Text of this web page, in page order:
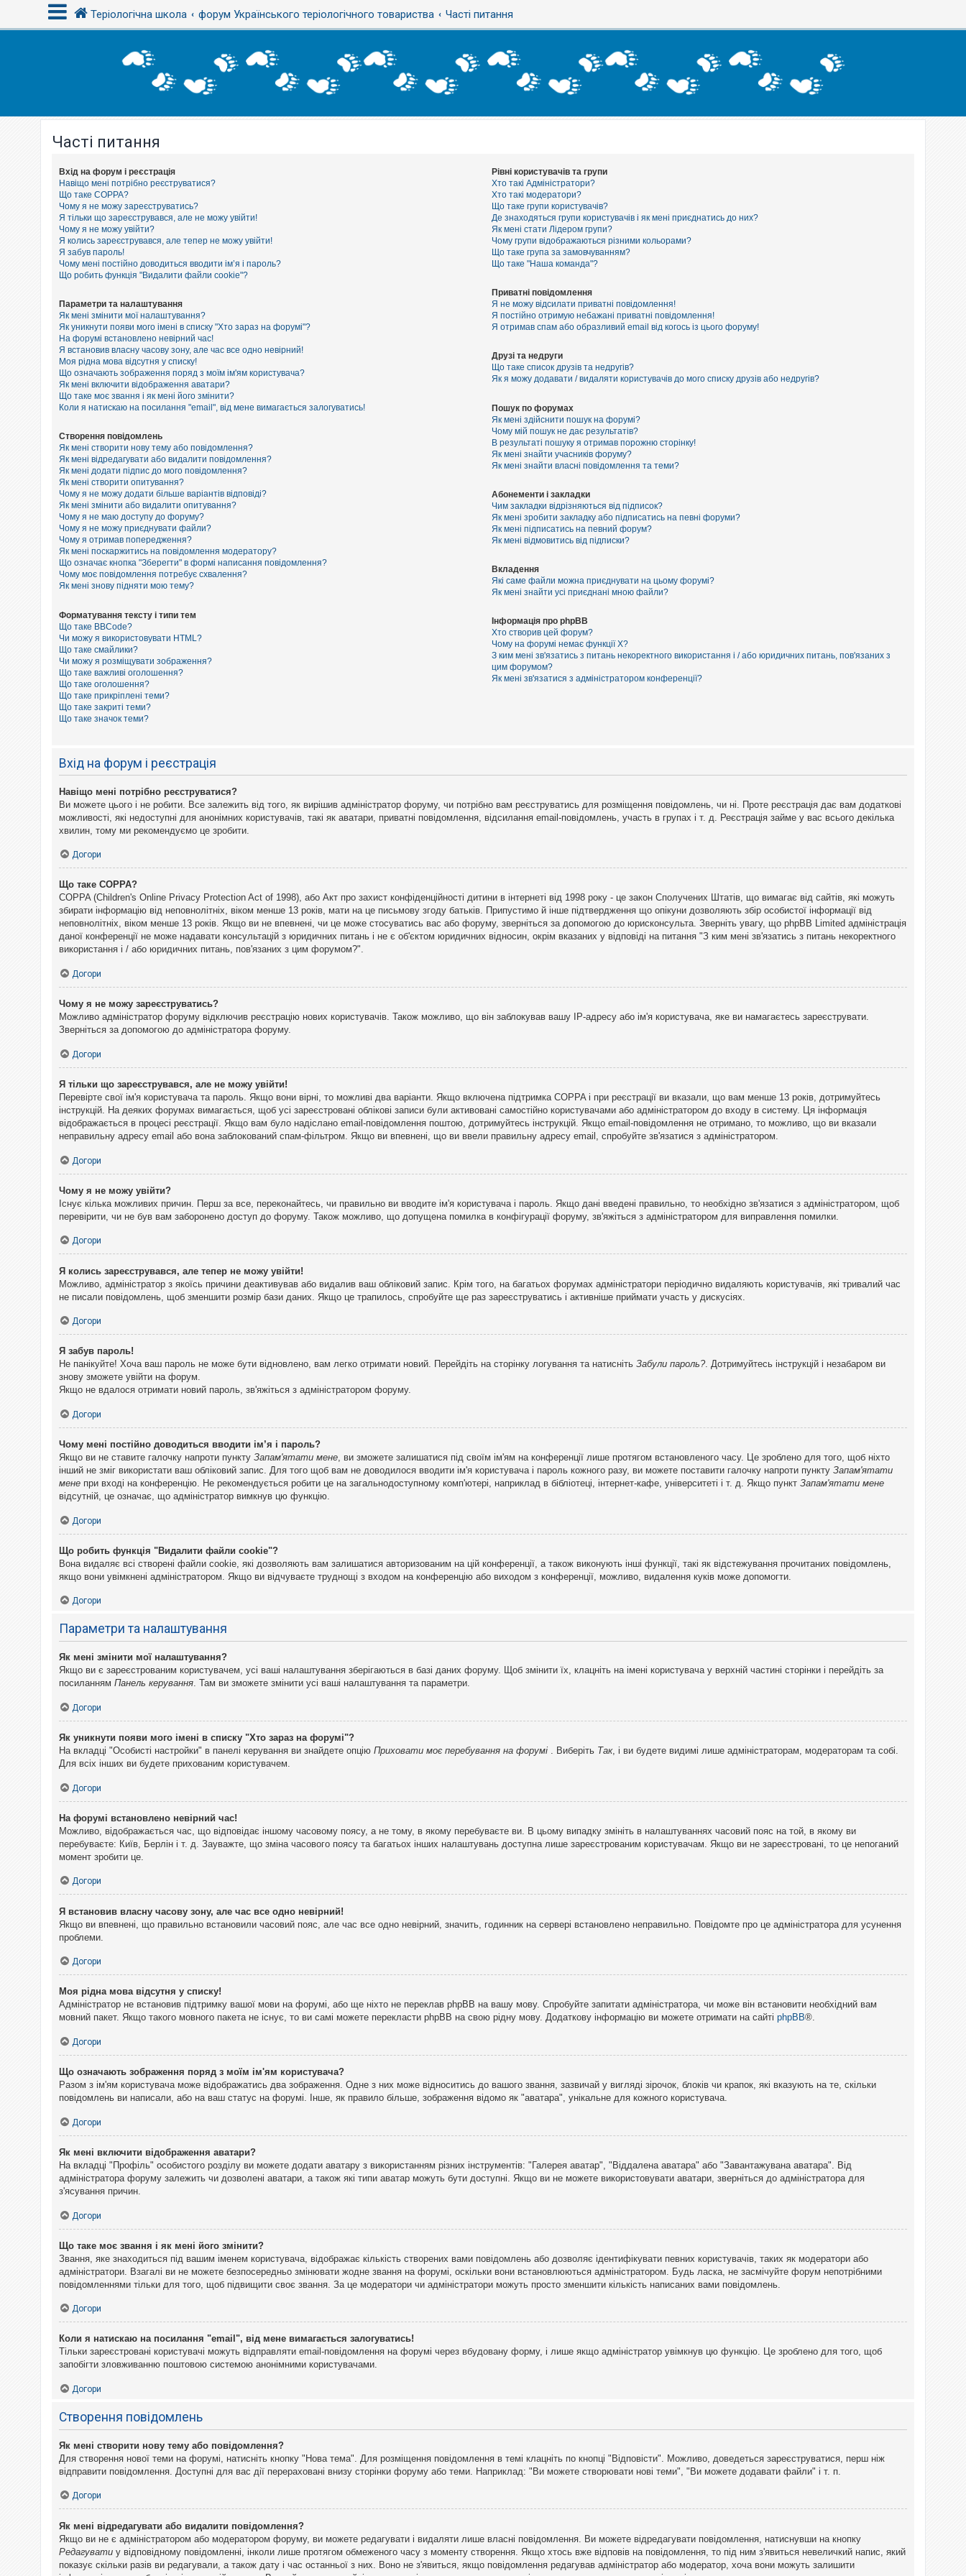
Теріологічна школа форум Українського теріологічного товариства Часті питання
Часті питання
Вхід на форум і реєстрація
Навіщо мені потрібно реєструватися?
Що таке COPPA?
Чому я не можу зареєструватись?
Я тільки що зареєструвався, але не можу увійти!
Чому я не можу увійти?
Я колись зареєструвався, але тепер не можу увійти!
Я забув пароль!
Чому мені постійно доводиться вводити ім’я і пароль?
Що робить функція "Видалити файли cookie"?
Параметри та налаштування
Як мені змінити мої налаштування?
Як уникнути появи мого імені в списку "Хто зараз на форумі"?
На форумі встановлено невірний час!
Я встановив власну часову зону, але час все одно невірний!
Моя рідна мова відсутня у списку!
Що означають зображення поряд з моїм ім'ям користувача?
Як мені включити відображення аватари?
Що таке моє звання і як мені його змінити?
Коли я натискаю на посилання "email", від мене вимагається залогуватись!
Створення повідомлень
Як мені створити нову тему або повідомлення?
Як мені відредагувати або видалити повідомлення?
Як мені додати підпис до мого повідомлення?
Як мені створити опитування?
Чому я не можу додати більше варіантів відповіді?
Як мені змінити або видалити опитування?
Чому я не маю доступу до форуму?
Чому я не можу приєднувати файли?
Чому я отримав попередження?
Як мені поскаржитись на повідомлення модератору?
Що означає кнопка "Зберегти" в формі написання повідомлення?
Чому моє повідомлення потребує схвалення?
Як мені знову підняти мою тему?
Форматування тексту і типи тем
Що таке BBCode?
Чи можу я використовувати HTML?
Що таке смайлики?
Чи можу я розміщувати зображення?
Що таке важливі оголошення?
Що таке оголошення?
Що таке прикріплені теми?
Що таке закриті теми?
Що таке значок теми?
Рівні користувачів та групи
Хто такі Адміністратори?
Хто такі модератори?
Що таке групи користувачів?
Де знаходяться групи користувачів і як мені приєднатись до них?
Як мені стати Лідером групи?
Чому групи відображаються різними кольорами?
Що таке група за замовчуванням?
Що таке "Наша команда"?
Приватні повідомлення
Я не можу відсилати приватні повідомлення!
Я постійно отримую небажані приватні повідомлення!
Я отримав спам або образливий email від когось із цього форуму!
Друзі та недруги
Що таке список друзів та недругів?
Як я можу додавати / видаляти користувачів до мого списку друзів або недругів?
Пошук по форумах
Як мені здійснити пошук на форумі?
Чому мій пошук не дає результатів?
В результаті пошуку я отримав порожню сторінку!
Як мені знайти учасників форуму?
Як мені знайти власні повідомлення та теми?
Абонементи і закладки
Чим закладки відрізняються від підписок?
Як мені зробити закладку або підписатись на певні форуми?
Як мені підписатись на певний форум?
Як мені відмовитись від підписки?
Вкладення
Які саме файли можна приєднувати на цьому форумі?
Як мені знайти усі приєднані мною файли?
Інформація про phpBB
Хто створив цей форум?
Чому на форумі немає функції X?
З ким мені зв'язатись з питань некоректного використання і / або юридичних питань, пов'язаних з
цим форумом?
Як мені зв'язатися з адміністратором конференції?
Вхід на форум і реєстрація
Навіщо мені потрібно реєструватися?
Ви можете цього і не робити. Все залежить від того, як вирішив адміністратор форуму, чи потрібно вам реєструватись для розміщення повідомлень, чи ні. Проте реєстрація дає вам додаткові
можливості, які недоступні для анонімних користувачів, такі як аватари, приватні повідомлення, відсилання email-повідомлень, участь в групах і т. д. Реєстрація займе у вас всього декілька
хвилин, тому ми рекомендуємо це зробити.
Догори
Що таке COPPA?
COPPA (Children's Online Privacy Protection Act of 1998), або Акт про захист конфіденційності дитини в інтернеті від 1998 року - це закон Сполучених Штатів, що вимагає від сайтів, які можуть
збирати інформацію від неповнолітніх, віком менше 13 років, мати на це письмову згоду батьків. Припустимо й інше підтвердження що опікуни дозволяють збір особистої інформації від
неповнолітніх, віком менше 13 років. Якщо ви не впевнені, чи це може стосуватись вас або форуму, зверніться за допомогою до юрисконсульта. Зверніть увагу, що phpBB Limited адміністрація
даної конференції не може надавати консультацій з юридичних питань і не є об'єктом юридичних відносин, окрім вказаних у відповіді на питання "З ким мені зв'язатись з питань некоректного
використання і / або юридичних питань, пов'язаних з цим форумом?".
Догори
Чому я не можу зареєструватись?
Можливо адміністратор форуму відключив реєстрацію нових користувачів. Також можливо, що він заблокував вашу IP-адресу або ім'я користувача, яке ви намагаєтесь зареєструвати.
Зверніться за допомогою до адміністратора форуму.
Догори
Я тільки що зареєструвався, але не можу увійти!
Перевірте свої ім'я користувача та пароль. Якщо вони вірні, то можливі два варіанти. Якщо включена підтримка COPPA і при реєстрації ви вказали, що вам менше 13 років, дотримуйтесь
інструкцій. На деяких форумах вимагається, щоб усі зареєстровані облікові записи були активовані самостійно користувачами або адміністратором до входу в систему. Ця інформація
відображається в процесі реєстрації. Якщо вам було надіслано email-повідомлення поштою, дотримуйтесь інструкцій. Якщо email-повідомлення не отримано, то можливо, що ви вказали
неправильну адресу email або вона заблокований спам-фільтром. Якщо ви впевнені, що ви ввели правильну адресу email, спробуйте зв'язатися з адміністратором.
Догори
Чому я не можу увійти?
Існує кілька можливих причин. Перш за все, переконайтесь, чи правильно ви вводите ім'я користувача і пароль. Якщо дані введені правильно, то необхідно зв'язатися з адміністратором, щоб
перевірити, чи не був вам заборонено доступ до форуму. Також можливо, що допущена помилка в конфігурації форуму, зв'яжіться з адміністратором для виправлення помилки.
Догори
Я колись зареєструвався, але тепер не можу увійти!
Можливо, адміністратор з якоїсь причини деактивував або видалив ваш обліковий запис. Крім того, на багатьох форумах адміністратори періодично видаляють користувачів, які тривалий час
не писали повідомлень, щоб зменшити розмір бази даних. Якщо це трапилось, спробуйте ще раз зареєструватись і активніше приймати участь у дискусіях.
Догори
Я забув пароль!
Не панікуйте! Хоча ваш пароль не може бути відновлено, вам легко отримати новий. Перейдіть на сторінку логування та натисніть Забули пароль?. Дотримуйтесь інструкцій і незабаром ви
знову зможете увійти на форум.
Якщо не вдалося отримати новий пароль, зв'яжіться з адміністратором форуму.
Догори
Чому мені постійно доводиться вводити ім’я і пароль?
Якщо ви не ставите галочку напроти пункту Запам'ятати мене, ви зможете залишатися під своїм ім'ям на конференції лише протягом встановленого часу. Це зроблено для того, щоб ніхто
інший не зміг використати ваш обліковий запис. Для того щоб вам не доводилося вводити ім'я користувача і пароль кожного разу, ви можете поставити галочку напроти пункту Запам'ятати
мене при вході на конференцію. Не рекомендується робити це на загальнодоступному комп'ютері, наприклад в бібліотеці, інтернет-кафе, університеті і т. д. Якщо пункт Запам'ятати мене
відсутній, це означає, що адміністратор вимкнув цю функцію.
Догори
Що робить функція "Видалити файли cookie"?
Вона видаляє всі створені файли cookie, які дозволяють вам залишатися авторизованим на цій конференції, а також виконують інші функції, такі як відстежування прочитаних повідомлень,
якщо вони увімкнені адміністратором. Якщо ви відчуваєте труднощі з входом на конференцію або виходом з конференції, можливо, видалення куків може допомогти.
Догори
Параметри та налаштування
Як мені змінити мої налаштування?
Якщо ви є зареєстрованим користувачем, усі ваші налаштування зберігаються в базі даних форуму. Щоб змінити їх, клацніть на імені користувача у верхній частині сторінки і перейдіть за
посиланням Панель керування. Там ви зможете змінити усі ваші налаштування та параметри.
Догори
Як уникнути появи мого імені в списку "Хто зараз на форумі"?
На вкладці "Особисті настройки" в панелі керування ви знайдете опцію Приховати моє перебування на форумі . Виберіть Так, і ви будете видимі лише адміністраторам, модераторам та собі.
Для всіх інших ви будете прихованим користувачем.
Догори
На форумі встановлено невірний час!
Можливо, відображається час, що відповідає іншому часовому поясу, а не тому, в якому перебуваєте ви. В цьому випадку змініть в налаштуваннях часовий пояс на той, в якому ви
перебуваєте: Київ, Берлін і т. д. Зауважте, що зміна часового поясу та багатьох інших налаштувань доступна лише зареєстрованим користувачам. Якщо ви не зареєстровані, то це непоганий
момент зробити це.
Догори
Я встановив власну часову зону, але час все одно невірний!
Якщо ви впевнені, що правильно встановили часовий пояс, але час все одно невірний, значить, годинник на сервері встановлено неправильно. Повідомте про це адміністратора для усунення
проблеми.
Догори
Моя рідна мова відсутня у списку!
Адміністратор не встановив підтримку вашої мови на форумі, або ще ніхто не переклав phpBB на вашу мову. Спробуйте запитати адміністратора, чи може він встановити необхідний вам
мовний пакет. Якщо такого мовного пакета не існує, то ви самі можете перекласти phpBB на свою рідну мову. Додаткову інформацію ви можете отримати на сайті phpBB®.
Догори
Що означають зображення поряд з моїм ім'ям користувача?
Разом з ім'ям користувача може відображатись два зображення. Одне з них може відноситись до вашого звання, зазвичай у вигляді зірочок, блоків чи крапок, які вказують на те, скільки
повідомлень ви написали, або на ваш статус на форумі. Інше, як правило більше, зображення відомо як "аватара", унікальне для кожного користувача.
Догори
Як мені включити відображення аватари?
На вкладці "Профіль" особистого розділу ви можете додати аватару з використанням різних інструментів: "Галерея аватар", "Віддалена аватара" або "Завантажувана аватара". Від
адміністратора форуму залежить чи дозволені аватари, а також які типи аватар можуть бути доступні. Якщо ви не можете використовувати аватари, зверніться до адміністратора для
з'ясування причин.
Догори
Що таке моє звання і як мені його змінити?
Звання, яке знаходиться під вашим іменем користувача, відображає кількість створених вами повідомлень або дозволяє ідентифікувати певних користувачів, таких як модератори або
адміністратори. Взагалі ви не можете безпосередньо змінювати жодне звання на форумі, оскільки вони встановлюються адміністратором. Будь ласка, не засмічуйте форум непотрібними
повідомленнями тільки для того, щоб підвищити своє звання. За це модератори чи адміністратори можуть просто зменшити кількість написаних вами повідомлень.
Догори
Коли я натискаю на посилання "email", від мене вимагається залогуватись!
Тільки зареєстровані користувачі можуть відправляти email-повідомлення на форумі через вбудовану форму, і лише якщо адміністратор увімкнув цю функцію. Це зроблено для того, щоб
запобігти зловживанню поштовою системою анонімними користувачами.
Догори
Створення повідомлень
Як мені створити нову тему або повідомлення?
Для створення нової теми на форумі, натисніть кнопку "Нова тема". Для розміщення повідомлення в темі клацніть по кнопці "Відповісти". Можливо, доведеться зареєструватися, перш ніж
відправити повідомлення. Доступні для вас дії перераховані внизу сторінки форуму або теми. Наприклад: "Ви можете створювати нові теми", "Ви можете додавати файли" і т. п.
Догори
Як мені відредагувати або видалити повідомлення?
Якщо ви не є адміністратором або модератором форуму, ви можете редагувати і видаляти лише власні повідомлення. Ви можете відредагувати повідомлення, натиснувши на кнопку
Редагувати у відповідному повідомленні, інколи лише протягом обмеженого часу з моменту створення. Якщо хтось вже відповів на повідомлення, то під ним з'явиться невеличкий напис, який
показує скільки разів ви редагували, а також дату і час останньої з них. Воно не з'явиться, якщо повідомлення редагував адміністратор або модератор, хоча вони можуть залишити